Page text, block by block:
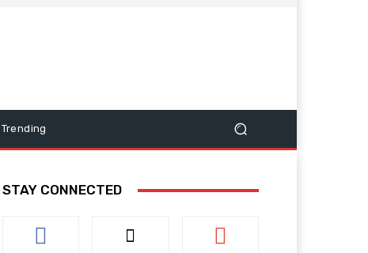
Trending
STAY CONNECTED